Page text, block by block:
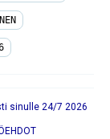
sinulle 24/7 2026